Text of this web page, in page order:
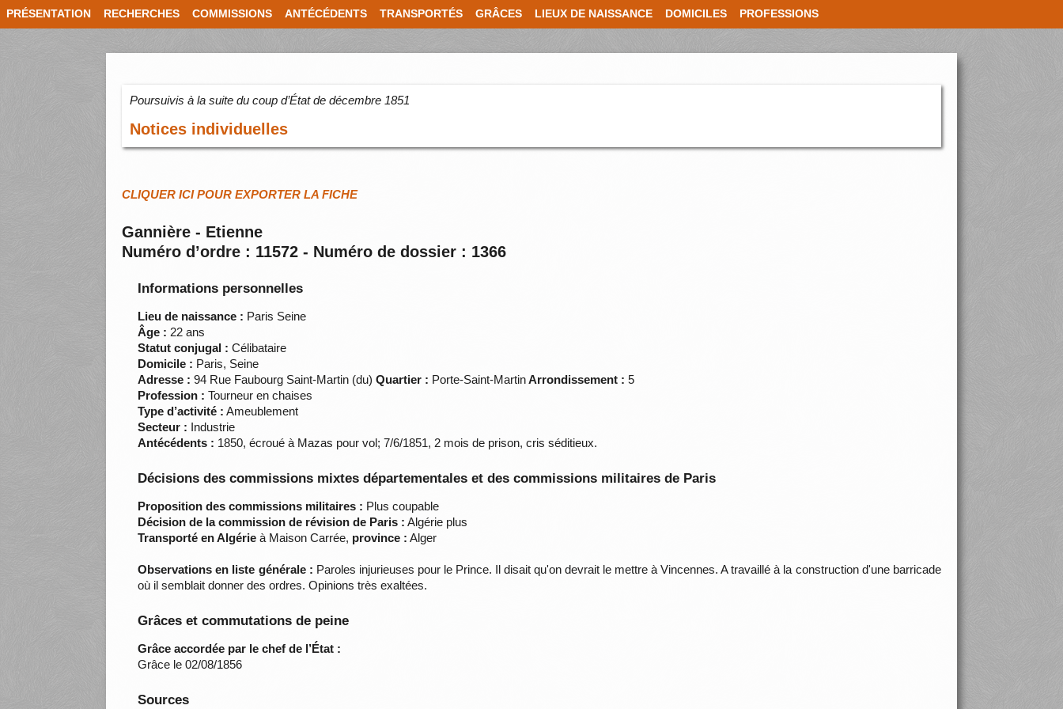
PRÉSENTATION RECHERCHES COMMISSIONS ANTÉCÉDENTS TRANSPORTÉS GRÂCES LIEUX DE NAISSANCE DOMICILES PROFESSIONS
Poursuivis à la suite du coup d’État de décembre 1851
Notices individuelles
CLIQUER ICI POUR EXPORTER LA FICHE
Gannière - Etienne
Numéro d’ordre : 11572 - Numéro de dossier : 1366
Informations personnelles
Lieu de naissance : Paris Seine
Âge : 22 ans
Statut conjugal : Célibataire
Domicile : Paris, Seine
Adresse : 94 Rue Faubourg Saint-Martin (du)Quartier : Porte-Saint-MartinArrondissement : 5
Profession : Tourneur en chaises
Type d’activité : Ameublement
Secteur : Industrie
Antécédents : 1850, écroué à Mazas pour vol; 7/6/1851, 2 mois de prison, cris séditieux.
Décisions des commissions mixtes départementales et des commissions militaires de Paris
Proposition des commissions militaires : Plus coupable
Décision de la commission de révision de Paris : Algérie plus
Transporté en Algérie à Maison Carrée, province : Alger
Observations en liste générale : Paroles injurieuses pour le Prince. Il disait qu'on devrait le mettre à Vincennes. A travaillé à la construction d'une barricade
où il semblait donner des ordres. Opinions très exaltées.
Grâces et commutations de peine
Grâce accordée par le chef de l’État :
Grâce le 02/08/1856
Sources